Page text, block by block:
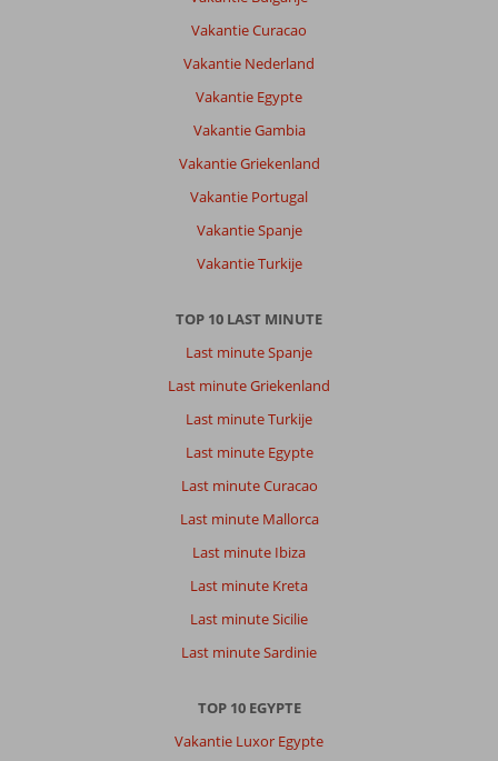
Vakantie Curacao
Vakantie Nederland
Vakantie Egypte
Vakantie Gambia
Vakantie Griekenland
Vakantie Portugal
Vakantie Spanje
Vakantie Turkije
TOP 10 LAST MINUTE
Last minute Spanje
Last minute Griekenland
Last minute Turkije
Last minute Egypte
Last minute Curacao
Last minute Mallorca
Last minute Ibiza
Last minute Kreta
Last minute Sicilie
Last minute Sardinie
TOP 10 EGYPTE
Vakantie Luxor Egypte